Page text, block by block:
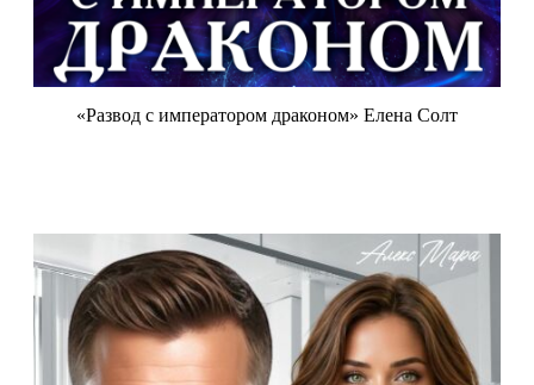
«Развод с императором драконом» Елена Солт